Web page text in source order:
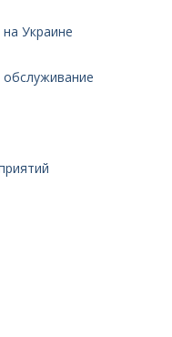
Украине